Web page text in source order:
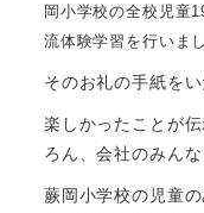
岡小学校の全校児童
流体験学習を行いまし
そのお礼の手紙をい
楽しかったことが
ろん、会社のみんな
蕨岡小学校の児童